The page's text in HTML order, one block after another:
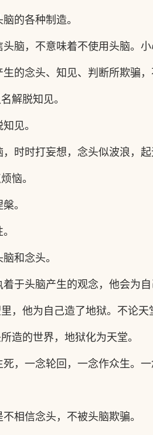
的各种制造。
脑，不意味着不使用头脑。小
的念头、知见、判断所欺骗
解脱知见。
见。
时时打妄想，念头似波浪，
恼。
。
和念头。
于头脑产生的观念，他会为
，他为自己造了地狱。不论天
造的世界，地狱化为天堂。
，一念轮回，一念作众生。
相信念头，不被头脑欺骗。